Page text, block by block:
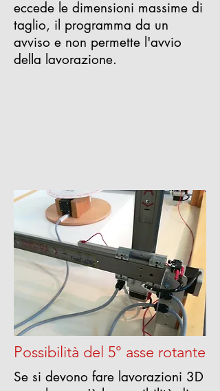
eccede le dimensioni massime di
taglio, il programma da un
avviso e non permette l'avvio
della lavorazione.
Possibilità del 5° asse rotante
Se si devono fare lavorazioni 3D